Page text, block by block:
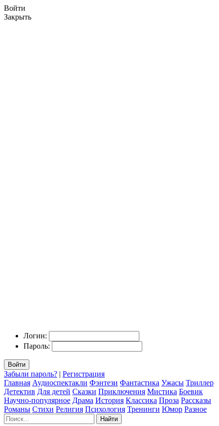
Войти
Закрыть
Логин:
Пароль:
Войти
Забыли пароль? | Регистрация
Главная Аудиоспектакли Фэнтези Фантастика Ужасы Триллер
Детектив Для детей Сказки Приключения Мистика Боевик
Научно-популярное Драма История Классика Проза Рассказы
Романы Стихи Религия Психология Тренинги Юмор Разное
Найти